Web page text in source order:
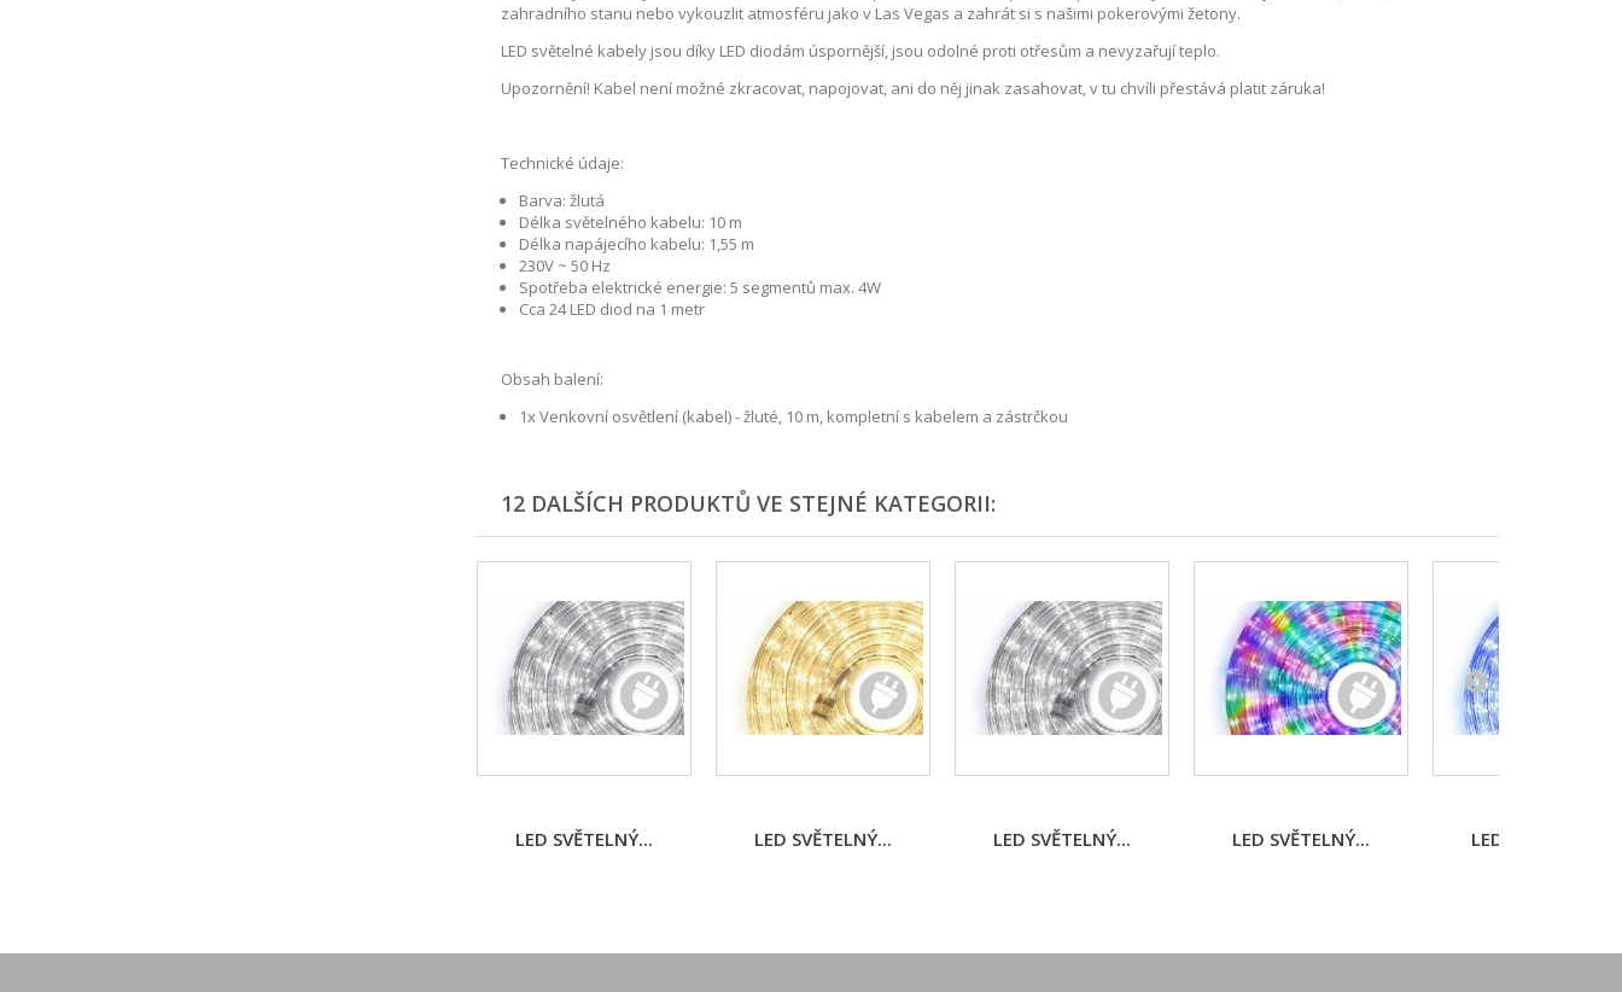
zahradního stanu nebo vykouzlit atmosféru jako v Las Vegas a zahrát si s našimi pokerovými žetony.
LED světelné kabely jsou díky LED diodám úspornější, jsou odolné proti otřesům a nevyzařují teplo.
Upozornění! Kabel není možné zkracovat, napojovat, ani do něj jinak zasahovat, v tu chvíli přestává platit záruka!
Technické údaje:
Barva: žlutá
Délka světelného kabelu: 10 m
Délka napájecího kabelu: 1,55 m
230V ~ 50 Hz
Spotřeba elektrické energie: 5 segmentů max. 4W
Cca 24 LED diod na 1 metr
Obsah balení:
1x Venkovní osvětlení (kabel) - žluté, 10 m, kompletní s kabelem a zástrčkou
12 DALŠÍCH PRODUKTŮ VE STEJNÉ KATEGORII:
LED SVĚTELNÝ... LED SVĚTELNÝ... LED SVĚTELNÝ... LED SVĚTELNÝ... LED SVĚTELNÝ...